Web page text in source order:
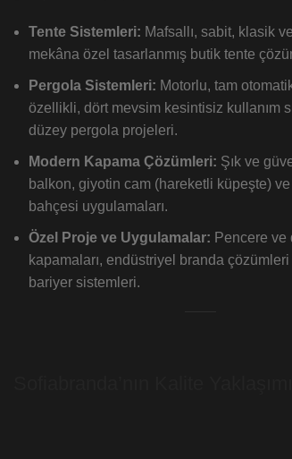
Tente Sistemleri: Mafsallı, sabit, klasik
mekâna özel tasarlanmış butik tente
Pergola Sistemleri: Motorlu, tam
özellikli, dört mevsim kesintisiz kullanım
düzey pergola projeleri.
Modern Kapama Çözümleri: Şık ve
balkon, giyotin cam (hareketli küpeşte) ve
bahçesi uygulamaları.
Özel Proje ve Uygulamalar: Pencere ve
kapamaları, endüstriyel branda
bariyer sistemleri.